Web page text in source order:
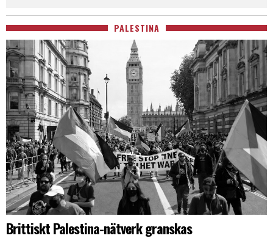
PALESTINA
Brittiskt Palestina-nätverk granskas